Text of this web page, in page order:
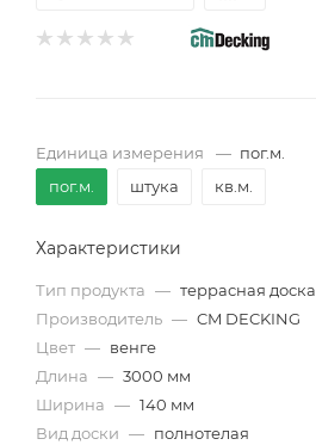
Единица измерения — пог.м.
пог.м.
штука кв.м.
Характеристики
Тип продукта — террасная доска
Производитель — CM DECKING
Цвет — венге
Длина — 3000 мм
Ширина — 140 мм
Вид доски — полнотелая